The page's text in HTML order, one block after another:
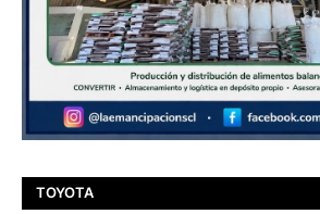
TOYOTA